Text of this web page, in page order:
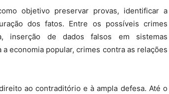
objetivo preservar provas, identificar a
dos fatos. Entre os possíveis crimes
inserção de dados falsos em sistemas
economia popular, crimes contra as relações
ao contraditório e à ampla defesa. Até o